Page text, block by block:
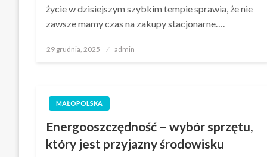
życie w dzisiejszym szybkim tempie sprawia, że nie
zawsze mamy czas na zakupy stacjonarne….
Opublikowane
29 grudnia, 2025 admin
MAŁOPOLSKA
Energooszczędność – wybór sprzętu,
który jest przyjazny środowisku